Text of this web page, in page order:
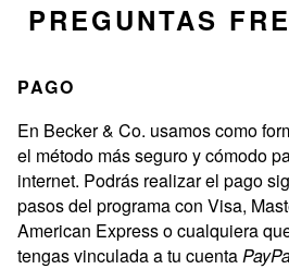
PREGUNTAS
PAGO
En Becker & Co. usamos como
el método más seguro y cómodo
internet. Podrás realizar el pago
pasos del programa con Visa,
American Express o cualquiera
tengas vinculada a tu cuenta